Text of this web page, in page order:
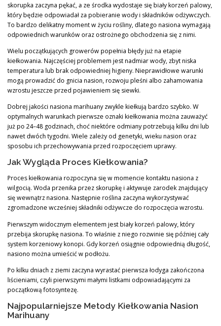
skorupka zaczyna pękać, a ze środka wydostaje się biały korzeń palowy,
który będzie odpowiadał za pobieranie wody i składników odżywczych.
To bardzo delikatny moment w życiu rośliny, dlatego nasiona wymagają
odpowiednich warunków oraz ostrożnego obchodzenia się z nimi.
Wielu początkujących growerów popełnia błędy już na etapie
kiełkowania. Najczęściej problemem jest nadmiar wody, zbyt niska
temperatura lub brak odpowiedniej higieny. Nieprawidłowe warunki
mogą prowadzić do gnicia nasion, rozwoju pleśni albo zahamowania
wzrostu jeszcze przed pojawieniem się siewki.
Dobrej jakości nasiona marihuany zwykle kiełkują bardzo szybko. W
optymalnych warunkach pierwsze oznaki kiełkowania można zauważyć
już po 24–48 godzinach, choć niektóre odmiany potrzebują kilku dni lub
nawet dwóch tygodni. Wiele zależy od genetyki, wieku nasion oraz
sposobu ich przechowywania przed rozpoczęciem uprawy.
Jak Wygląda Proces Kiełkowania?
Proces kiełkowania rozpoczyna się w momencie kontaktu nasiona z
wilgocią. Woda przenika przez skorupkę i aktywuje zarodek znajdujący
się wewnątrz nasiona. Następnie roślina zaczyna wykorzystywać
zgromadzone wcześniej składniki odżywcze do rozpoczęcia wzrostu.
Pierwszym widocznym elementem jest biały korzeń palowy, który
przebija skorupkę nasiona. To właśnie z niego rozwinie się później cały
system korzeniowy konopi. Gdy korzeń osiągnie odpowiednią długość,
nasiono można umieścić w podłożu.
Po kilku dniach z ziemi zaczyna wyrastać pierwsza łodyga zakończona
liścieniami, czyli pierwszymi małymi listkami odpowiadającymi za
początkową fotosyntezę.
Najpopularniejsze Metody Kiełkowania Nasion
Marihuany